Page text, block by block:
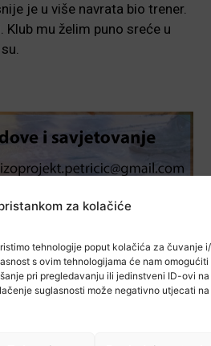
za kolačiće
tehnologije poput kolačića za čuvanje
s ovim tehnologijama će nam omogućiti
pri pregledavanju ili jedinstveni ID-ovi na
suglasnosti može negativno utjecati na
je u više navrata bio trener.
mu želim puno sreće u